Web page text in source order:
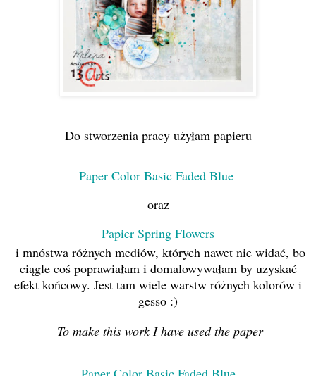
Do stworzenia pracy użyłam papieru
Paper Color Basic Faded Blue
oraz
Papier Spring Flowers
i mnóstwa różnych mediów, których nawet nie widać, bo
ciągle coś poprawiałam i domalowywałam by uzyskać
efekt końcowy. Jest tam wiele warstw różnych kolorów i
gesso :)
To make this work I have used the paper